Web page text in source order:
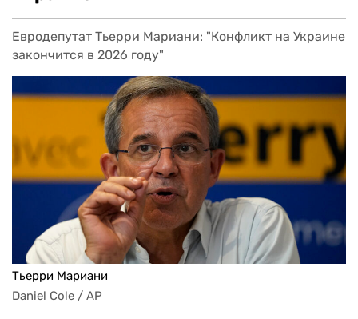
Евродепутат Тьерри Мариани: "Конфликт на Украине
закончится в 2026 году"
Тьерри Мариани
Daniel Cole / AP